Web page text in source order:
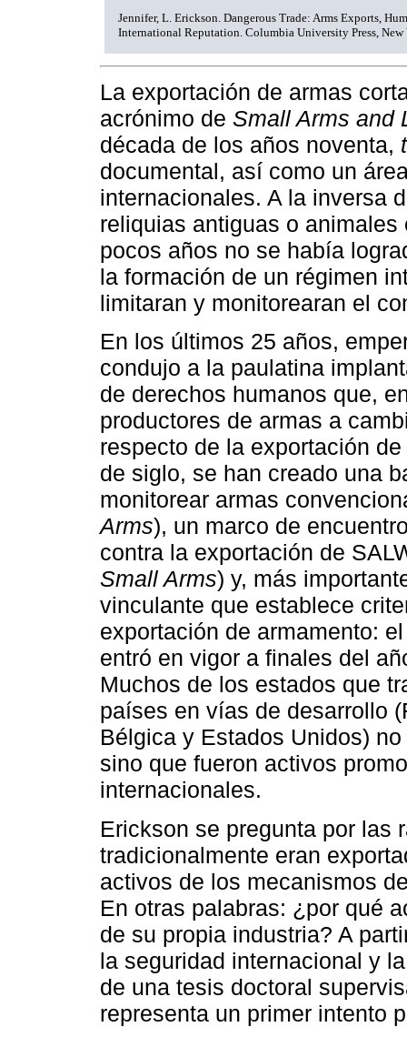
Jennifer, L. Erickson. Dangerous Trade: Arms Exports,
International Reputation. Columbia University Press,
La exportación de armas
acrónimo de Small Arms and
década de los años noventa,
documental, así como un
internacionales. A la inversa
reliquias antiguas o
pocos años no se había
la formación de un régimen
limitaran y monitorearan el
En los últimos 25 años,
condujo a la paulatina
de derechos humanos que,
productores de armas a
respecto de la exportación
de siglo, se han creado una
monitorear armas
Arms), un marco de
contra la exportación de
Small Arms) y, más
vinculante que establece
exportación de armamento:
entró en vigor a finales del
Muchos de los estados que
países en vías de desarrollo
Bélgica y Estados Unidos)
sino que fueron activos
internacionales.
Erickson se pregunta por las
tradicionalmente eran
activos de los mecanismos
En otras palabras: ¿por qué
de su propia industria? A
la seguridad internacional y
de una tesis doctoral
representa un primer intento